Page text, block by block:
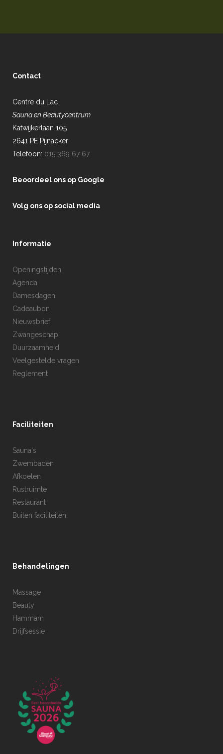
Contact
Centre du Lac
Sauna en Beautycentrum
Katwijkerlaan 105
2641 PE Pijnacker
Telefoon: 015 369 67 67
Beoordeel ons op Google
Volg ons op social media
Informatie
Openingstijden
Agenda
Damesdagen
Cadeaubon
Nieuwsbrief
Zwangeschap
Duurzaamheid
Veelgestelde vragen
Reglement
Faciliteiten
Sauna's
Zwembaden
Afkoelen
Rustruimte
Restaurant
Buiten faciliteiten
Behandelingen
Massage
Beauty
Hammam
Drijfsessie